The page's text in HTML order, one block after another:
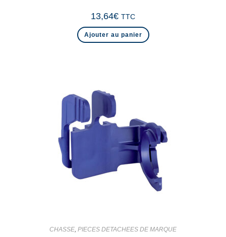
13,64€ TTC
Ajouter au panier
CHASSE, PIECES DETACHEES DE MARQUE